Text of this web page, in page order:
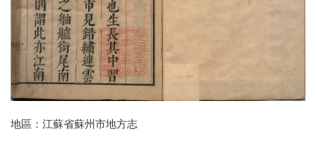
地區：江蘇省蘇州市地方志